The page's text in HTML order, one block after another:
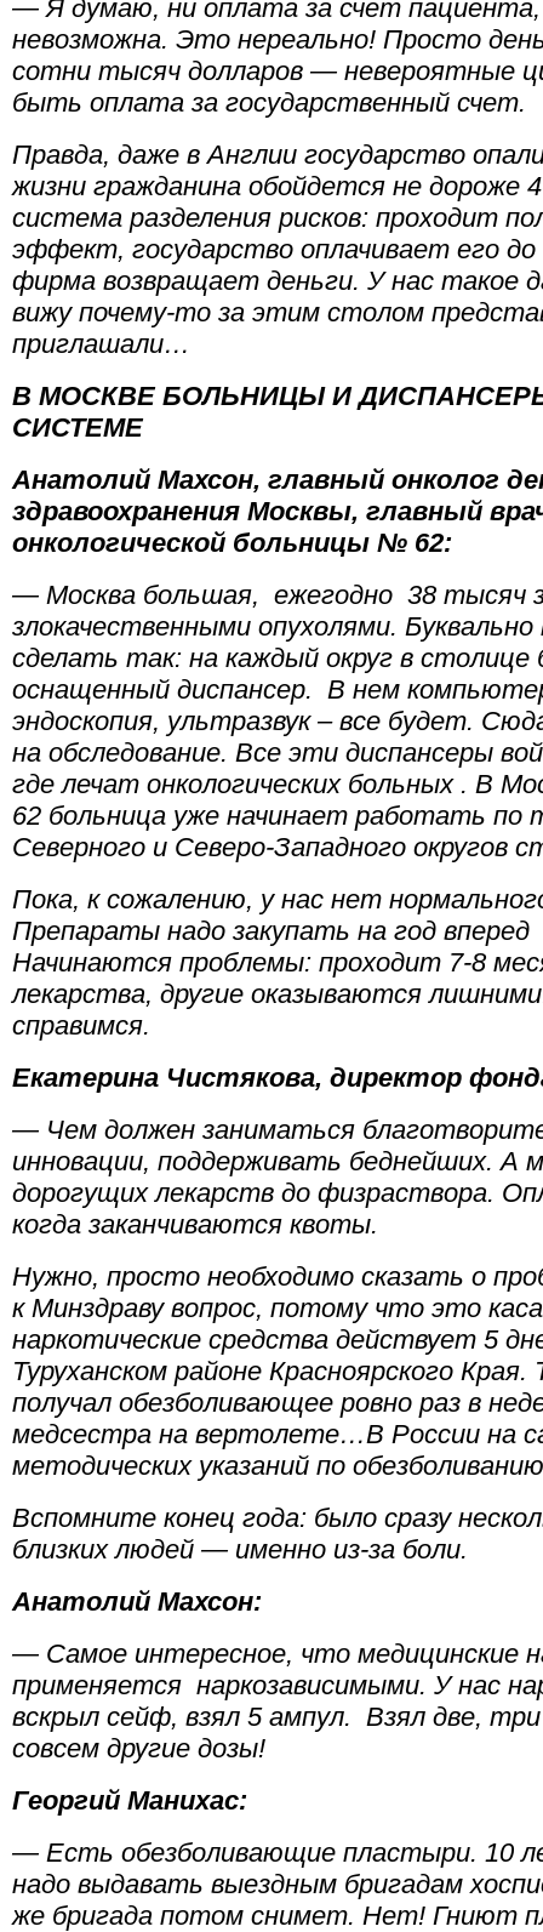
— Я думаю, ни оплата за счет пациента,
невозможна. Это нереально! Просто
сотни тысяч долларов — невероятные
быть оплата за государственный счет.
Правда, даже в Англии государство
жизни гражданина обойдется не
система разделения рисков: проходит
эффект, государство оплачивает его
фирма возвращает деньги. У нас такое
вижу почему-то за этим столом
приглашали…
В МОСКВЕ БОЛЬНИЦЫ И
СИСТЕМЕ
Анатолий Махсон, главный онколог
здравоохранения Москвы, главный
онкологической больницы № 62:
— Москва большая, ежегодно 38 тысяч
злокачественными опухолями.
сделать так: на каждый округ в столице
оснащенный диспансер. В нем
эндоскопия, ультразвук – все будет.
на обследование. Все эти диспансеры
где лечат онкологических больных . В
62 больница уже начинает работать по
Северного и Северо-Западного округов
Пока, к сожалению, у нас нет
Препараты надо закупать на год
Начинаются проблемы: проходит 7-8
лекарства, другие оказываются
справимся.
Екатерина Чистякова, директор
— Чем должен заниматься
инновации, поддерживать беднейших. А
дорогущих лекарств до физраствора.
когда заканчиваются квоты.
Нужно, просто необходимо сказать о
к Минздраву вопрос, потому что это
наркотические средства действует 5
Туруханском районе Красноярского
получал обезболивающее ровно раз в
медсестра на вертолете…В России на
методических указаний по
Вспомните конец года: было сразу
близких людей — именно из-за боли.
Анатолий Махсон:
— Самое интересное, что медицинские
применяется наркозависимыми. У нас
вскрыл сейф, взял 5 ампул. Взял две,
совсем другие дозы!
Георгий Манихас:
— Есть обезболивающие пластыри. 10
надо выдавать выездным бригадам
же бригада потом снимет. Нет! Гниют